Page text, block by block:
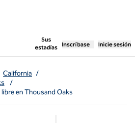
Sus
estadías
, abre una pestaña
Inscríbase Inicie sesión
California /
/
en Thousand Oaks